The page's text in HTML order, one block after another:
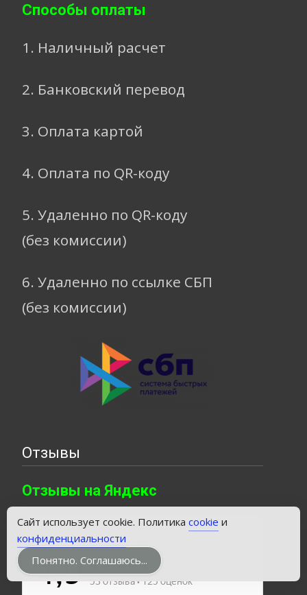
Способы оплаты
1. Наличный расчет
2. Банковский перевод
3. Оплата картой
4. Оплата по QR-коду
5. Удаленно по QR-коду
(без комиссии)
6. Удаленно по ссылке СБП
(без комиссии)
Отзывы
Отзывы на Яндекс
Сайт использует cookie. Политика cookie и
конфиденциальности
Понятно. Соглашаюсь...